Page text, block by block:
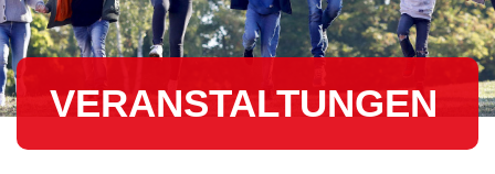
VER­AN­STAL­TUN­GEN